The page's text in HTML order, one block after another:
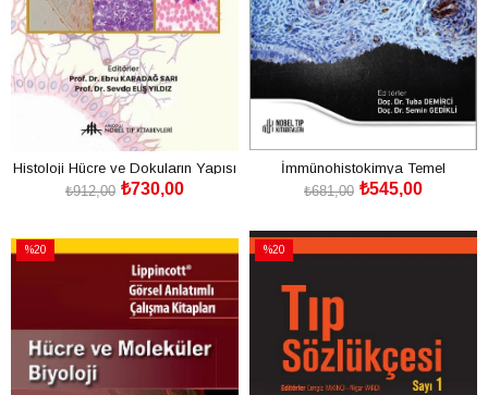
Histoloji Hücre ve Dokuların Yapısı
₺730,00
₺912,00
İmmünohistokimya Temel
Bilgilerden İleri Tekniklere
₺545,00
₺681,00
%20
%20
%20İndirim